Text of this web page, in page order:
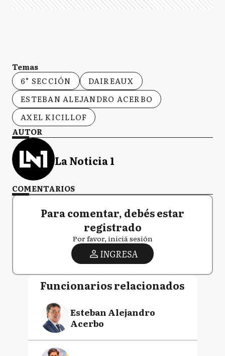
Temas
6° SECCIÓN
DAIREAUX
ESTEBAN ALEJANDRO ACERBO
AXEL KICILLOF
AUTOR
La Noticia 1
COMENTARIOS
Para comentar, debés estar
registrado
Por favor, iniciá sesión
INGRESA
Funcionarios relacionados
Esteban Alejandro
Acerbo